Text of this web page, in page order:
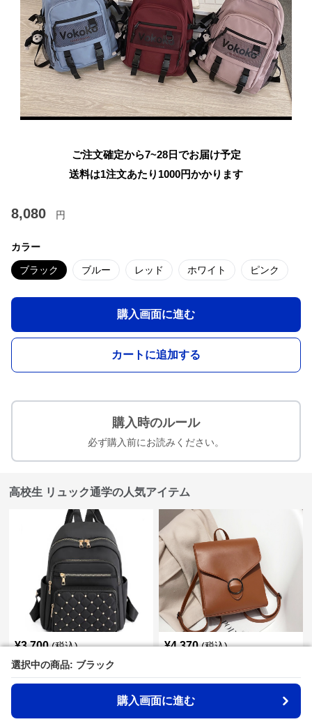
選択中の商品: ブラック
購入画面に進む
ご注文確定から7~28日でお届け予定
送料は1注文あたり 1000円かかります
8,080 円
カラー
ブラック ブルー レッド ホワイト ピンク
購入画面に進む
カートに追加する
選択中の商品: ブラック
購入画面に進む
購入時のルール
必ず購入前にお読みください。
高校生 リュック通学の人気アイテム
¥3,700 (税込)
高校生 リュック チェック柄パー
ル飾り付きリュック 学生カジ
ュアル
¥4,370 (税込)
皮フラップリュック大容量